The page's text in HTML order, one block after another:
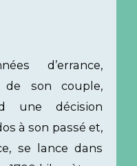
d’errance,
de son couple,
une décision
à son passé et,
se lance dans